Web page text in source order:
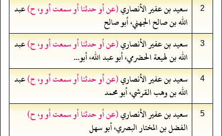
2 سعيد بن عفير الأنصاري(عن أو حدثنا أو سمعت أو و، ح)عبد
الله بن صالح الجهني، أبو صالح
3 سعيد بن عفير الأنصاري(عن أو حدثنا أو سمعت أو و، ح)عبد
الله بن لهيعة الحضرمي، أبو عبد الله، أبو...
4 سعيد بن عفير الأنصاري(عن أو حدثنا أو سمعت أو و، ح)عبد
الله بن وهب القرشي، أبو محمد
5 سعيد بن عفير الأنصاري(عن أو حدثنا أو سمعت أو و، ح)
الفضل بن المختار البصري، أبو سهل